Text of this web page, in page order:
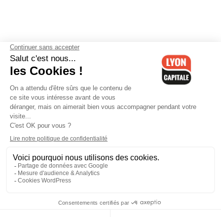
Contactez-nous-Mentions légales-CGV-Politique de
confidentialité-Gestion des cookies
Cedex 06